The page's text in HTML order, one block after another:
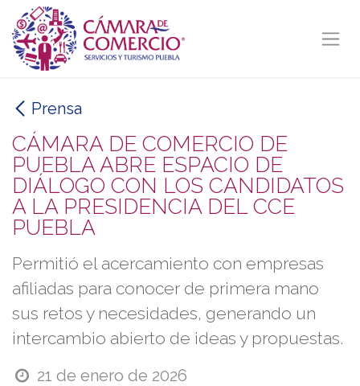
Ir al contenido
Prensa
CÁMARA DE COMERCIO DE
PUEBLA ABRE ESPACIO DE
DIÁLOGO CON LOS CANDIDATOS
A LA PRESIDENCIA DEL CCE
PUEBLA
Permitió el acercamiento con empresas
afiliadas para conocer de primera mano
sus retos y necesidades, generando un
intercambio abierto de ideas y propuestas.
21 de enero de 2026